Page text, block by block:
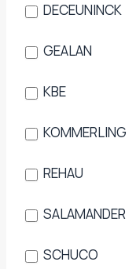
DECEUNINCK
GEALAN
KBE
KOMMERLING
REHAU
SALAMANDER
SCHUCO